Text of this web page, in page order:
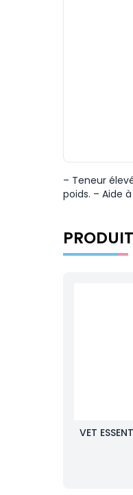
– Teneur
poids. – Aide
VET